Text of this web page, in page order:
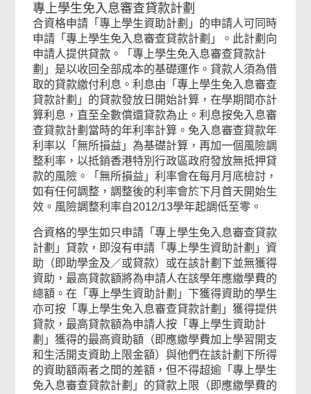
專上學生免入息審查貸款計劃
合資格申請「專上學生資助計劃」的申請人可同時
申請「專上學生免入息審查貸款計劃」。此計劃向
申請人提供貸款。「專上學生免入息審查貸款計
劃」是以收回全部成本的基礎運作。貸款人須為借
取的貸款繳付利息。利息由「專上學生免入息審查
貸款計劃」的貸款發放日開始計算，在學期間亦計
算利息，直至全數償還貸款為止。利息按免入息審
查貸款計劃當時的年利率計算。免入息審查貸款年
利率以「無所損益」為基礎計算，再加一個風險調
整利率，以抵銷香港特別行政區政府發放無抵押貸
款的風險。「無所損益」利率會在每月月底檢討，
如有任何調整，調整後的利率會於下月首天開始生
效。風險調整利率自2012/13學年起調低至零。
合資格的學生如只申請「專上學生免入息審查貸款
計劃」貸款，即沒有申請「專上學生資助計劃」資
助（即助學金及／或貸款）或在該計劃下並無獲得
資助，最高貸款額將為申請人在該學年應繳學費的
總額。在「專上學生資助計劃」下獲得資助的學生
亦可按「專上學生免入息審查貸款計劃」獲得提供
貸款，最高貸款額為申請人按「專上學生資助計
劃」獲得的最高資助額（即應繳學費加上學習開支
和生活開支資助上限金額）與他們在該計劃下所得
的資助額兩者之間的差額，但不得超逾「專上學生
免入息審查貸款計劃」的貸款上限（即應繳學費的